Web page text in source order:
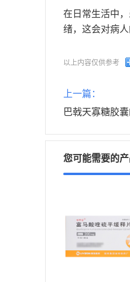
在日常生活中
绪，这会对病
以上内容仅供参考
上一篇：
巴戟天寡糖胶
您可能需要的